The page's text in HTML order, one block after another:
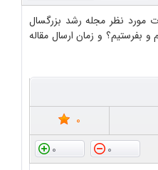
مورد نظر مجله رشد بزرگسال
و بفرستیم؟ و زمان ارسال مقاله
0
0
0